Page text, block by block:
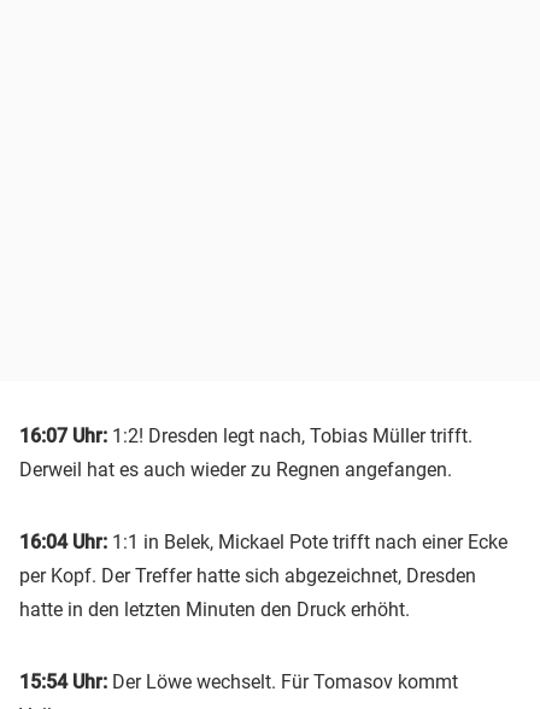
16:07 Uhr: 1:2! Dresden legt nach, Tobias Müller trifft.
Derweil hat es auch wieder zu Regnen angefangen.
16:04 Uhr: 1:1 in Belek, Mickael Pote trifft nach einer Ecke
per Kopf. Der Treffer hatte sich abgezeichnet, Dresden
hatte in den letzten Minuten den Druck erhöht.
15:54 Uhr: Der Löwe wechselt. Für Tomasov kommt